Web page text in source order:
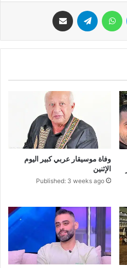
ماسنجر واتساب تيلقرام
وفاة موسيقار عربي كبير اليوم
الإثنين
Published: 3 weeks ago